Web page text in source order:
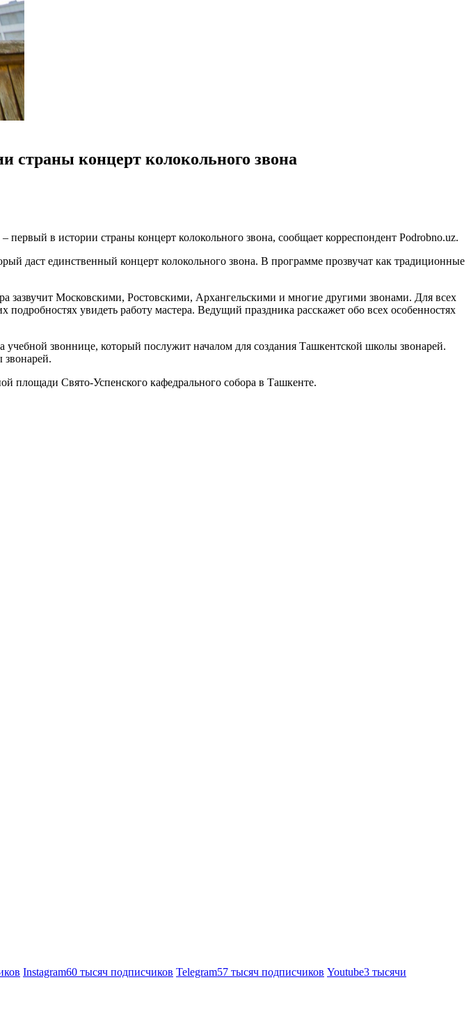
страны концерт колокольного звона
первый в истории страны концерт колокольного звона, сообщает корреспондент Podrobno.uz.
даст единственный концерт колокольного звона. В программе прозвучат как традиционные
зазвучит Московскими, Ростовскими, Архангельскими и многие другими звонами. Для всех
увидеть работу мастера. Ведущий праздника расскажет обо всех особенностях
учебной звоннице, который послужит началом для создания Ташкентской школы звонарей.
площади Свято-Успенского кафедрального собора в Ташкенте.
Instagram60 тысяч подписчиков Telegram57 тысяч подписчиков Youtube3 тысячи